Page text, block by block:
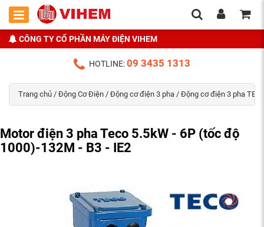
CÔNG TY CỔ PHẦN MÁY ĐIỆN VIHEM
HOTLINE:09 3435 1313
Trang chủ / Động Cơ Điện / Động cơ điện 3 pha / Động cơ điện 3 pha
Motor điện 3 pha Teco 5.5kW - 6P (tốc độ
1000)-132M - B3 - IE2